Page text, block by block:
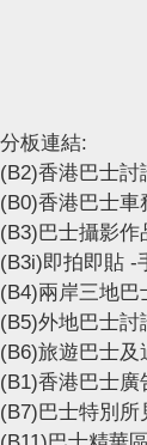
分板連結:
(B2)香港巴士討
(B0)香港巴士
(B3)巴士攝影作
(B3i)即拍即貼 -
(B4)兩岸三地巴
(B5)外地巴士討
(B6)旅遊巴士及
(B1)香港巴士
(B7)巴士特別所